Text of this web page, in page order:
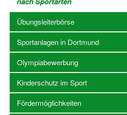
Stellenangebote SSB Dortmund
Vereine
Übungsleiterbörse
Sportanlagen in Dortmund
Übungsleiterbörse
Sportanlagen in Dortmund
Olympiabewerbung
Kinderschutz im Sport
Fördermöglichkeiten